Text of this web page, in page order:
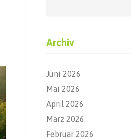
Archiv
Juni 2026
Mai 2026
April 2026
März 2026
Februar 2026